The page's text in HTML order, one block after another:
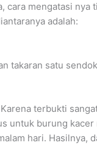
cara mengatasi nya
adalah:
takaran satu
terbukti
untuk burung kacer
hari. Hasilnya,